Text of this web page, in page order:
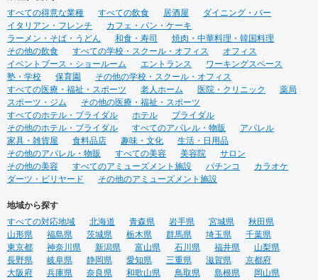
ト・マーケティング調査 ③資
金調達サポート ④美容業界専
門のデザイン提案 ⑤自社施工
⑥ブランディングのための販
促ツール ⑦お客様により沿っ
たアフターフォロー まずはご
相談やお話だけでも構いませ
ん。 お気軽にお問合せくださ
いませ！
すべての得意な業種
すべての飲食 居酒屋
ダイニング・バー
イタリアン・フレンチ
カフェ・パン・ケーキ
ラーメン・そば・うどん
和食・寿司
焼肉・中華料理・韓国料理
その他の飲食
すべての学校・スクール・オフィス
オフィス
イベントブース・ショールーム
エントランス
ワーキングスペース
塾・学校
保育園
その他の学校・スクール・オフィス
すべての医療・福祉・スポーツ
老人ホーム 医院・クリニック
薬局
スポーツ・ジム
その他の医療・福祉・スポーツ
すべてのホテル・ブライダル
ホテル
ブライダル
その他のホテル・ブライダル
すべてのアパレル・物販
アパレル
家具・雑貨屋
食料品店 趣味・文化
生活・日用品
その他のアパレル・物販
すべての美容 美容院
サロン
その他の美容
すべてのアミューズメント施設 パチンコ
カラオケ
ダーツ・ビリヤード
その他のアミューズメント施設
地域から探す
すべての対応地域
北海道 青森県 岩手県 宮城県
秋田県
山形県
福島県 茨城県 栃木県 群馬県 埼玉県
千葉県
東京都
神奈川県 新潟県 富山県 石川県 福井県
山梨県
長野県
岐阜県 静岡県 愛知県 三重県 滋賀県
京都府
大阪府
兵庫県 奈良県 和歌山県 鳥取県 島根県
岡山県